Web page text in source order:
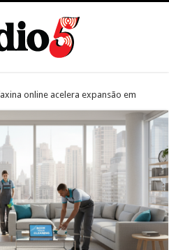
online acelera expansão em